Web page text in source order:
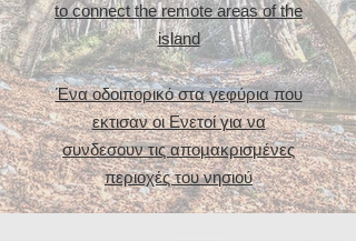
to connect the remote areas of the
island
​Ένα οδοιπορικό στα γεφύρια που
εκτισαν οι Ενετοί για να
συνδεσουν τις απομακρισμένες
περιοχές του νησιού